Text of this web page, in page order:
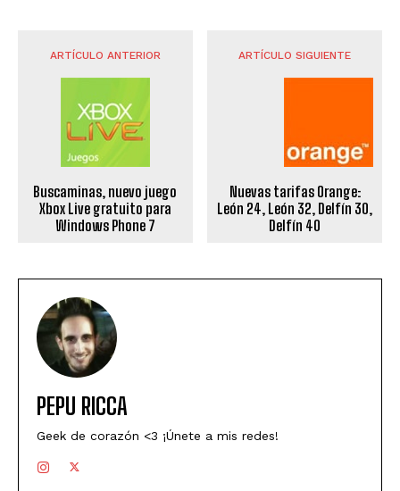
ARTÍCULO ANTERIOR
Buscaminas, nuevo juego
Xbox Live gratuito para
Windows Phone 7
ARTÍCULO SIGUIENTE
Nuevas tarifas Orange:
León 24, León 32, Delfín 30,
Delfín 40
PEPU RICCA
Geek de corazón <3 ¡Únete a mis redes!